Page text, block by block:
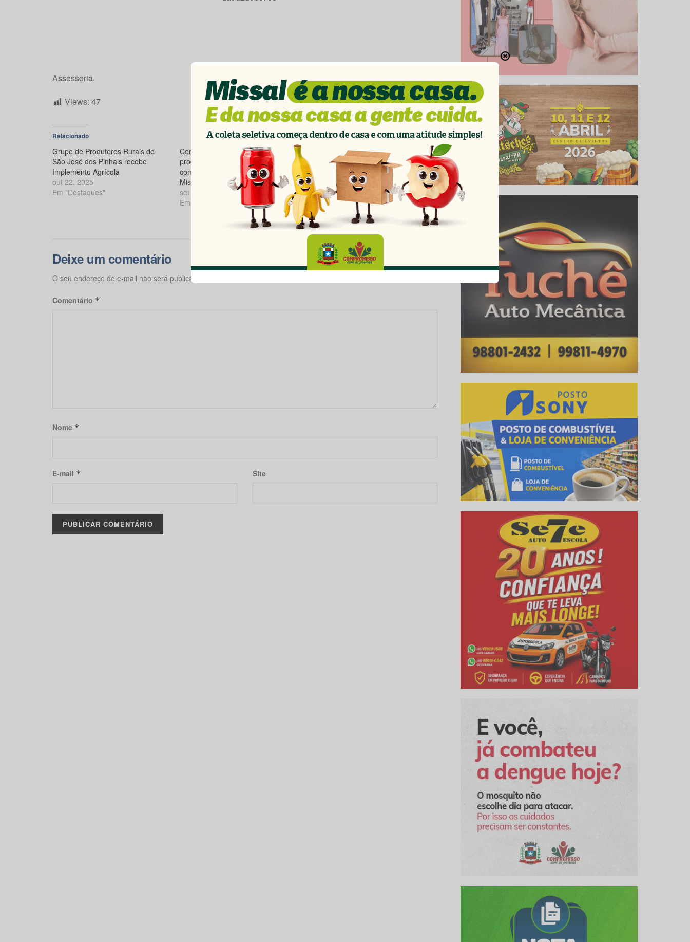
Assessoria.
Views: 47
Relacionado
Grupo de Produtores Rurais de
São José dos Pinhais recebe
Implemento Agrícola
out 22, 2025
Em "Destaques"
Cerca de 80 famílias de
produtores rurais são beneficiadas
com implementos agrícolas em
Missal
set 2, 2025
Em "Destaques"
Sexta-feira ocorreu a pré-
conferência da Agricultura e Meio
Ambiente em Vista Alegre
jul 19, 2021
Em "Eventos"
Deixe um comentário
O seu endereço de e-mail não será publicado.
Comentário *
Nome *
E-mail * Site